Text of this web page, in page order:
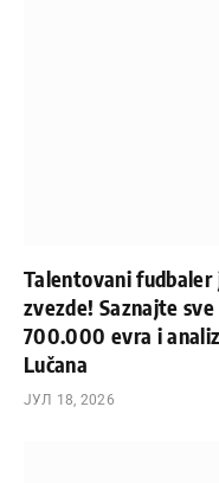
Talentovani fudbaler
zvezde! Saznajte
700.000 evra i
Lučana
ЈУЛ 18, 2026